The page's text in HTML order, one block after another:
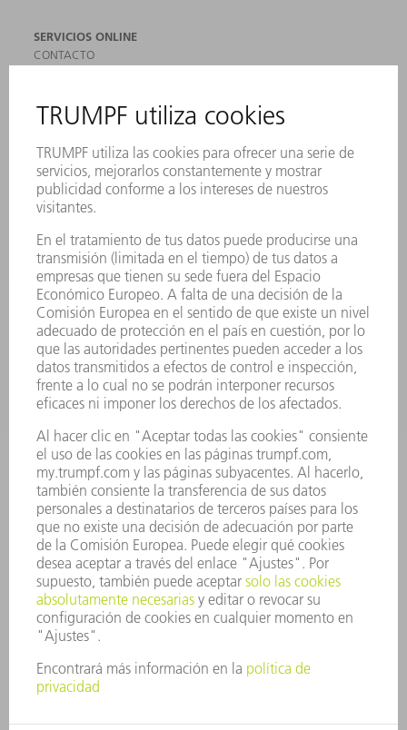
SERVICIOS ONLINE
CONTACTO
REGISTRO PARA EL BOLETÍN INFORMATIVO
MYTRUMPF
FICHAS TÉCNICAS DE SEGURIDAD
PRODUCTOS
MÁQUINAS Y SISTEMAS
LÁSER
HERRAMIENTAS PORTÁTILES
FÁBRICA INTELIGENTE
SOFTWARE
SERVICIOS
APLICACIONES
SECTORES
EMPRESA
CARRERA PROFESIONAL
OFERTAS DE TRABAJO
PERFIL DE LA EMPRESA
INFORME ANUAL
PRINCIPIOS CORPORATIVOS
CUMPLIMIENTO
SISTEMA DE INFORMADORES
SEGURIDAD
COMUNICADOS DE PRENSA
REVISTAS
SOSTENIBILIDAD
MEDIO AMBIENTE Y CLIMA
SOCIEDAD Y EMPRESA
GESTIÓN EMPRESARIAL